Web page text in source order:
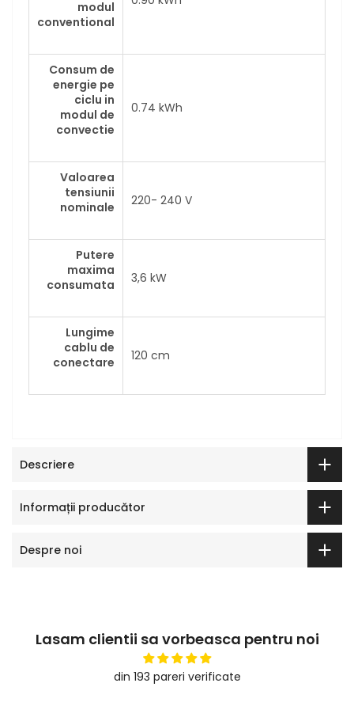
modul
conventional
Consum de
energie pe
ciclu in
modul de
convectie
0.74 kWh
Valoarea
tensiunii
nominale
220- 240 V
Putere
maxima
consumata
3,6 kW
Lungime
cablu de
conectare
120 cm
Descriere
Informații producător
Despre noi
Lasam clientii sa vorbeasca pentru noi
din 193 pareri verificate